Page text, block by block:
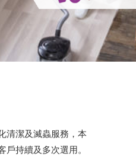
清潔及滅蟲服務，本
持續及多次選用。